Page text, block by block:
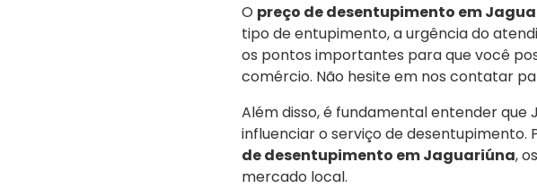
O preço de desentupimento em
tipo de entupimento, a urgência do
os pontos importantes para que você
comércio. Não hesite em nos contatar
Além disso, é fundamental entender
influenciar o serviço de
de desentupimento em Jaguariúna,
mercado local.